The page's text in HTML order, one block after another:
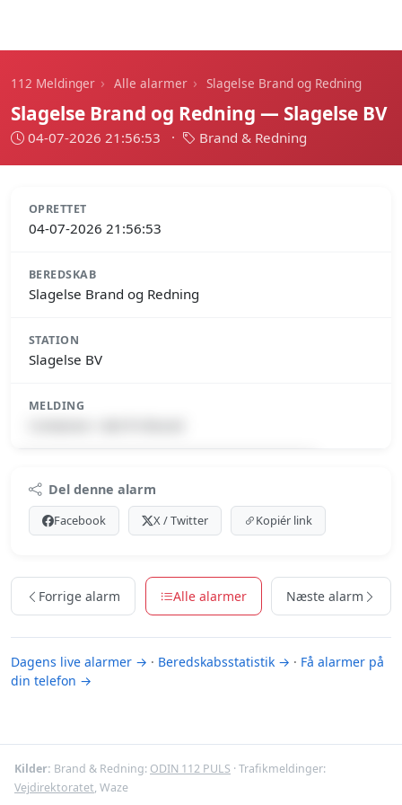
112 Meldinger › Alle alarmer › Slagelse Brand og Redning
Slagelse Brand og Redning — Slagelse BV
04-07-2026 21:56:53 · Brand & Redning
OPRETTET
04-07-2026 21:56:53
BEREDSKAB
Slagelse Brand og Redning
STATION
Slagelse BV
MELDING
Premium indhold
Log ind med Premium for at se meldingen.
Se Premium-muligheder
Del denne alarm
Facebook X / Twitter Kopiér link
Forrige alarm Alle alarmer Næste alarm
Dagens live alarmer → · Beredskabsstatistik → · Få alarmer på
din telefon →
Kilder: Brand & Redning: ODIN 112 PULS · Trafikmeldinger:
Vejdirektoratet, Waze